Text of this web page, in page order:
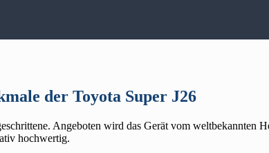
der Toyota Super J26
Angeboten wird das Gerät vom weltbekannten
hochwertig.